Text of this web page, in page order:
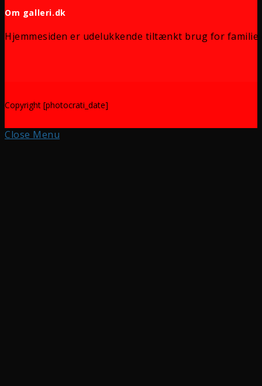
Om galleri.dk
Hjemmesiden er udelukkende tiltænkt brug for
Copyright [photocrati_date]
Close Menu